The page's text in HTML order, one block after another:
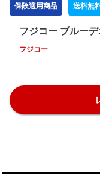
保険適用商品 送料無
フジコー ブルー
フジコー